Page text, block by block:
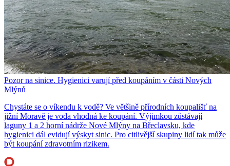
Pozor na sinice. Hygienici varují před koupáním v části Nových
Mlýnů
Chystáte se o víkendu k vodě? Ve většině přírodních koupališť na
jižní Moravě je voda vhodná ke koupání. Výjimkou zůstávají
laguny 1 a 2 horní nádrže Nové Mlýny na Břeclavsku, kde
hygienici dál evidují výskyt sinic. Pro citlivější skupiny lidí tak může
být koupání zdravotním rizikem.